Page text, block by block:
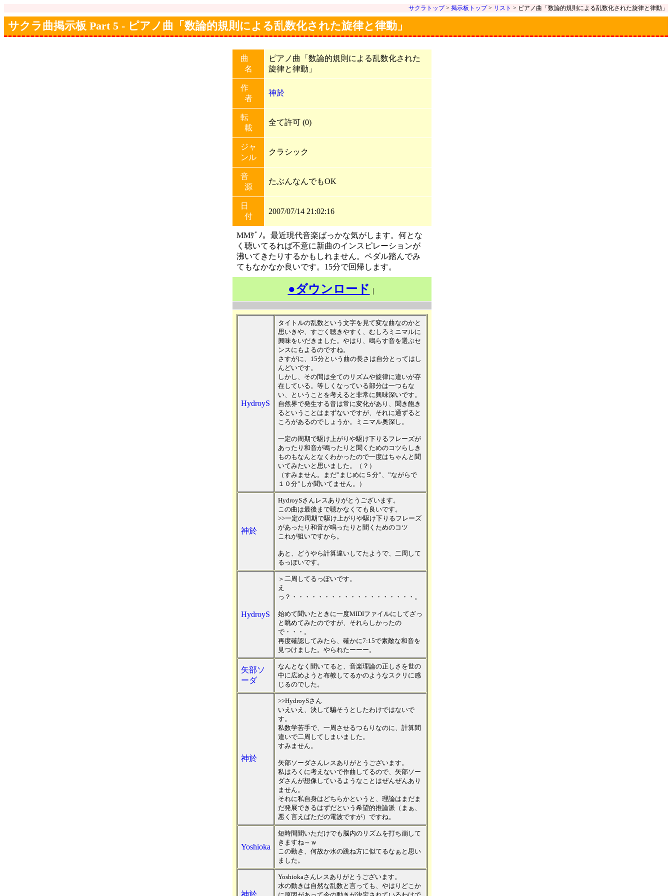
サクラトップ> 掲示板トップ> リスト > ピアノ曲「数論的規則による乱数化された旋律と律動」
サクラ曲掲示板 Part 5 - ピアノ曲「数論的規則による乱数化された旋律と律動」
曲
名
ピアノ曲「数論的規則による乱数化された
旋律と律動」
作
者
神於
転
載
全て許可 (0)
ジャ
ンル
クラシック
音
源
たぶんなんでもOK
日
付
2007/07/14 21:02:16
MMｹﾞﾉ。最近現代音楽ばっかな気がします。何とな
く聴いてるれば不意に新曲のインスピレーションが
沸いてきたりするかもしれません。ペダル踏んでみ
てもなかなか良いです。15分で回帰します。
●ダウンロード ｜
HydroyS
タイトルの乱数という文字を見て変な曲なのかと
思いきや、すごく聴きやすく、むしろミニマルに
興味をいだきました。やはり、鳴らす音を選ぶセ
ンスにもよるのですね。
さすがに、15分という曲の長さは自分とってはし
んどいです。
しかし、その間は全てのリズムや旋律に違いが存
在している。等しくなっている部分は一つもな
い、ということを考えると非常に興味深いです。
自然界で発生する音は常に変化があり、聞き飽き
るということはまずないですが、それに通ずると
ころがあるのでしょうか。ミニマル奥深し。
一定の周期で駆け上がりや駆け下りるフレーズが
あったり和音が鳴ったりと聞くためのコツらしき
ものもなんとなくわかったので一度はちゃんと聞
いてみたいと思いました。（？）
（すみません。まだ”まじめに５分”、”ながらで
１０分”しか聞いてません。）
神於
HydroySさんレスありがとうございます。
この曲は最後まで聴かなくても良いです。
>>一定の周期で駆け上がりや駆け下りるフレーズ
があったり和音が鳴ったりと聞くためのコツ
これが狙いですから。
あと、どうやら計算違いしてたようで、二周して
るっぽいです。
HydroyS
＞二周してるっぽいです。
え
っ？・・・・・・・・・・・・・・・・・・・。
始めて聞いたときに一度MIDIファイルにしてざっ
と眺めてみたのですが、それらしかったの
で・・・。
再度確認してみたら、確かに7:15で素敵な和音を
見つけました。やられたーーー。
矢部ソ
ーダ
なんとなく聞いてると、音楽理論の正しさを世の
中に広めようと布教してるかのようなスクリに感
じるのでした。
神於
>>HydroySさん
いえいえ、決して騙そうとしたわけではないで
す。
私数学苦手で、一周させるつもりなのに、計算間
違いで二周してしまいました。
すみません。
矢部ソーダさんレスありがとうございます。
私はろくに考えないで作曲してるので、矢部ソー
ダさんが想像しているようなことはぜんぜんあり
ません。
それに私自身はどちらかというと、理論はまだま
だ発展できるはずだという希望的推論派（まぁ、
悪く言えばただの電波ですが）ですね。
Yoshioka
短時間聞いただけでも脳内のリズムを打ち崩して
きますね～ｗ
この動き、何故か水の跳ね方に似てるなぁと思い
ました。
神於
Yoshiokaさんレスありがとうございます。
水の動きは自然な乱数と言っても、やはりどこか